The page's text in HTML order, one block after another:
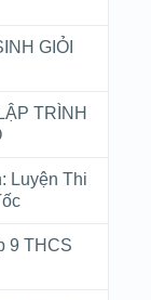
GIỎI
TRÌNH
Luyện Thi
9 THCS